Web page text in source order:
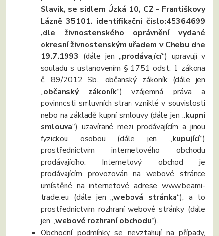
Slavík, se sídlem Úzká 10, CZ - Františkovy
Lázně 35101, identifikační číslo:45364699
,dle živnostenského oprávnění vydané
okresní živnostenským uřadem v Chebu dne
19.7.1993 (dále jen „prodávající“) upravují v
souladu s ustanovením § 1751 odst. 1 zákona
č. 89/2012 Sb., občanský zákoník (dále jen
„občanský zákoník“) vzájemná práva a
povinnosti smluvních stran vzniklé v souvislosti
nebo na základě kupní smlouvy (dále jen „kupní
smlouva“) uzavírané mezi prodávajícím a jinou
fyzickou osobou (dále jen „kupující“)
prostřednictvím internetového obchodu
prodávajícího. Internetový obchod je
prodávajícím provozován na webové stránce
umístěné na internetové adrese www.beami-
trade.eu (dále jen „webová stránka“), a to
prostřednictvím rozhraní webové stránky (dále
jen „webové rozhraní obchodu“).
Obchodní podmínky se nevztahují na případy,